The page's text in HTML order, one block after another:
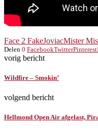
Face 2 FakeJoviacMister
Delen 0 FacebookTwitterPinterest
vorig bericht
Wildfire – Smokin’
volgend bericht
Hellmond Open Air afgelast,